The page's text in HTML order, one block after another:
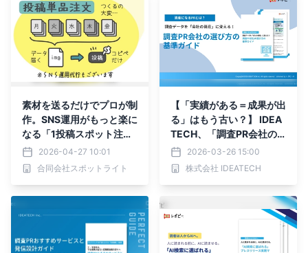
素材を送るだけでプロが制
作。SNS運用がもっと楽に
なる「1投稿スポット注
文」2026-04-27 10:01
合同会社スポットライト
【「実績がある＝成果が出
る」はもう古い？】 IDEA
TECH、「調査PR会社の
選び方の基準ガイド」を無
料公開
2026-03-26 15:00
株式会社 IDEATECH